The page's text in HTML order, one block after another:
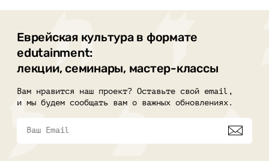
Еврейская культура в формате
edutainment:
лекции, семинары, мастер-классы
Вам нравится наш проект? Оставьте свой email,
и мы будем сообщать вам о важных обновлениях.